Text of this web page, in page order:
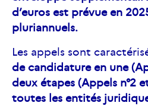
d’euros est prévue en
pluriannuels.
Les appels sont
de candidature en une
deux étapes (Appels n°2
toutes les entités